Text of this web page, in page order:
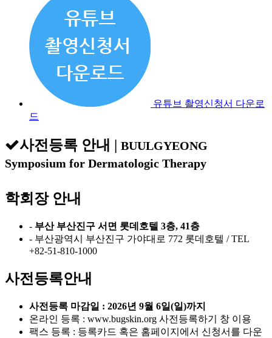
유튜브 촬영신청서 다운로
드
사전등록 안내 | BUULGYEONG
Symposium for Dermatologic Therapy
학회장 안내
- 부산 부산진구 서면 롯데호텔 3층, 41층
- 부산광역시 부산진구 가야대로 772 롯데호텔 / TEL
+82-51-810-1000
사전등록안내
사전등록 마감일 : 2026년 9월 6일(일)까지
온라인 등록 : www.bugskin.org 사전등록하기 창 이용
팩스 등록 : 등록카드 혹은 홈페이지에서 신청서를 다운